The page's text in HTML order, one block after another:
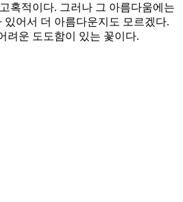
혹적이다. 그러나 그 아름다움에는
있어서 더 아름다운지도 모르겠다.
려운 도도함이 있는 꽃이다.